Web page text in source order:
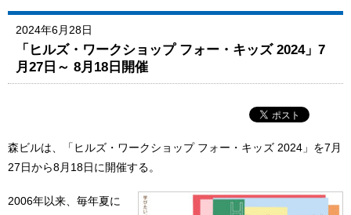
2024年6月28日
「ヒルズ・ワークショップ フォー・キッズ 2024」7
月27日～ 8月18日開催
森ビルは、「ヒルズ・ワークショップ フォー・キッズ 2024」を7月
27日から8月18日に開催する。
2006年以来、毎年夏に